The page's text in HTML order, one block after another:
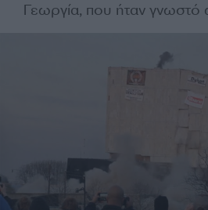
Γεωργία, που ήταν γνωστό